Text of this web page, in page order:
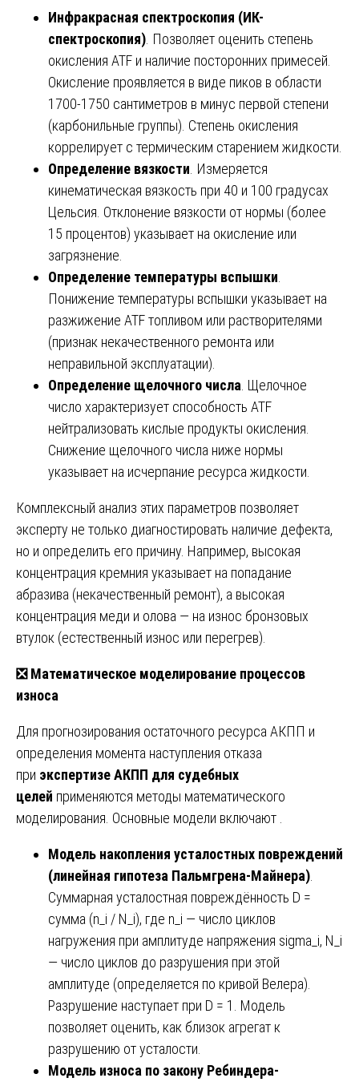
Инфракрасная спектроскопия (ИК-
спектроскопия) . Позволяет оценить степень
окисления ATF и наличие посторонних примесей.
Окисление проявляется в виде пиков в области
1700-1750 сантиметров в минус первой степени
(карбонильные группы). Степень окисления
коррелирует с термическим старением жидкости.
Определение вязкости . Измеряется
кинематическая вязкость при 40 и 100 градусах
Цельсия. Отклонение вязкости от нормы (более
15 процентов) указывает на окисление или
загрязнение.
Определение температуры вспышки
Понижение температуры вспышки указывает на
разжижение ATF топливом или растворителями
(признак некачественного ремонта или
неправильной эксплуатации).
Определение щелочного числа . Щелочное
число характеризует способность ATF
нейтрализовать кислые продукты окисления.
Снижение щелочного числа ниже нормы
указывает на исчерпание ресурса жидкости.
Комплексный анализ этих параметров позволяет
эксперту не только диагностировать наличие дефекта,
но и определить его причину. Например, высокая
концентрация кремния указывает на попадание
абразива (некачественный ремонт), а высокая
концентрация меди и олова — на износ бронзовых
втулок (естественный износ или перегрев).
❎Математическое моделирование процессов
износа
Для прогнозирования остаточного ресурса АКПП и
определения момента наступления отказа
при экспертизе АКПП для судебных
целей применяются методы математического
моделирования. Основные модели включают .
Модель накопления усталостных повреждений
(линейная гипотеза Пальмгрена-Майнера)
Суммарная усталостная повреждённость D =
сумма (n_i / N_i), где n_i — число циклов
нагружения при амплитуде напряжения sigma_i, N_i
— число циклов до разрушения при этой
амплитуде (определяется по кривой Велера).
Разрушение наступает при D = 1. Модель
позволяет оценить, как близок агрегат к
разрушению от усталости.
Модель износа по закону Ребиндера-